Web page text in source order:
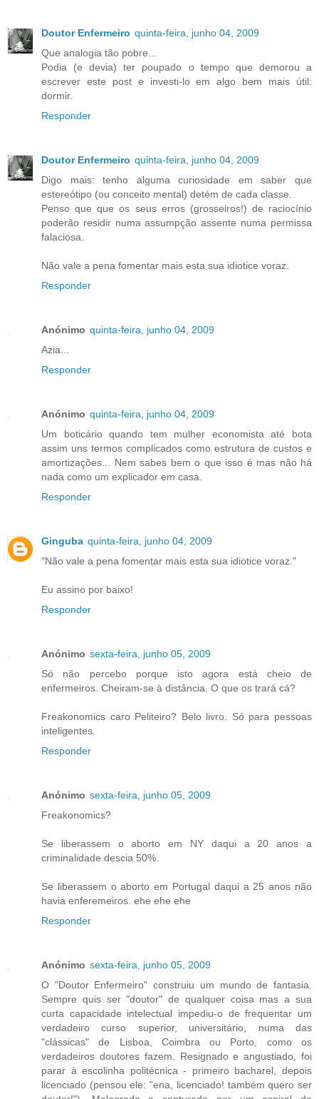
Doutor Enfermeiro quinta-feira, junho 04, 2009
Que analogia tão pobre...
Podia (e devia) ter poupado o tempo que demorou a
escrever este post e investi-lo em algo bem mais útil:
dormir.
Responder
Doutor Enfermeiro quinta-feira, junho 04, 2009
Digo mais: tenho alguma curiosidade em saber que
estereótipo (ou conceito mental) detém de cada classe.
Penso que que os seus erros (grosseiros!) de raciocínio
poderão residir numa assumpção assente numa permissa
falaciosa.
Não vale a pena fomentar mais esta sua idiotice voraz.
Responder
Anónimo quinta-feira, junho 04, 2009
Azia...
Responder
Anónimo quinta-feira, junho 04, 2009
Um boticário quando tem mulher economista até bota
assim uns termos complicados como estrutura de custos e
amortizações... Nem sabes bem o que isso é mas não há
nada como um explicador em casa.
Responder
Ginguba quinta-feira, junho 04, 2009
"Não vale a pena fomentar mais esta sua idiotice voraz."
Eu assino por baixo!
Responder
Anónimo sexta-feira, junho 05, 2009
Só não percebo porque isto agora está cheio de
enfermeiros. Cheiram-se à distância. O que os trará cá?
Freakonomics caro Peliteiro? Belo livro. Só para pessoas
inteligentes.
Responder
Anónimo sexta-feira, junho 05, 2009
Freakonomics?
Se liberassem o aborto em NY daqui a 20 anos a
criminalidade descia 50%.
Se liberassem o aborto em Portugal daqui a 25 anos não
havia enferemeiros. ehe ehe ehe
Responder
Anónimo sexta-feira, junho 05, 2009
O "Doutor Enfermeiro" construiu um mundo de fantasia.
Sempre quis ser "doutor" de qualquer coisa mas a sua
curta capacidade intelectual impediu-o de frequentar um
verdadeiro curso superior, universitário, numa das
"clássicas" de Lisboa, Coimbra ou Porto, como os
verdadeiros doutores fazem. Resignado e angustiado, foi
parar à escolinha politécnica - primeiro bacharel, depois
licenciado (pensou ele: "ena, licenciado! também quero ser